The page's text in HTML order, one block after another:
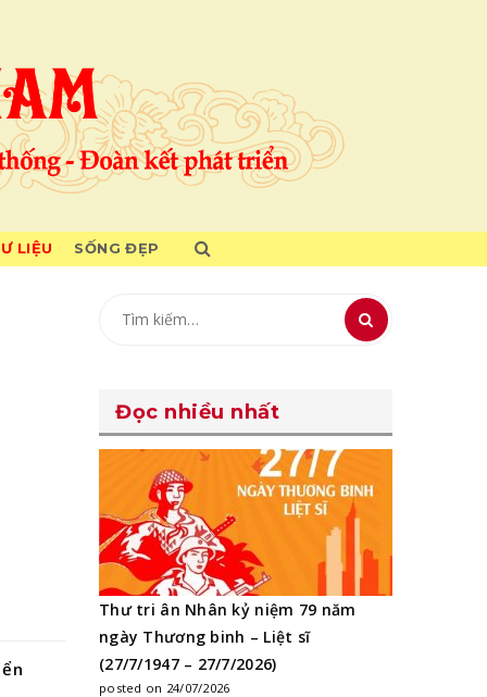
LIỆU SỐNG ĐẸP
Đọc nhiều nhất
Thư tri ân Nhân kỷ niệm 79 năm
ngày Thương binh – Liệt sĩ
(27/7/1947 – 27/7/2026)
posted on 24/07/2026